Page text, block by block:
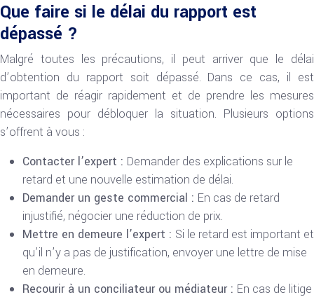
Que faire si le délai du rapport est
dépassé ?
Malgré toutes les précautions, il peut arriver que le délai
d’obtention du rapport soit dépassé. Dans ce cas, il est
important de réagir rapidement et de prendre les mesures
nécessaires pour débloquer la situation. Plusieurs options
s’offrent à vous :
Contacter l’expert : Demander des explications sur le
retard et une nouvelle estimation de délai.
Demander un geste commercial : En cas de retard
injustifié, négocier une réduction de prix.
Mettre en demeure l’expert : Si le retard est important et
qu’il n’y a pas de justification, envoyer une lettre de mise
en demeure.
Recourir à un conciliateur ou médiateur : En cas de litige